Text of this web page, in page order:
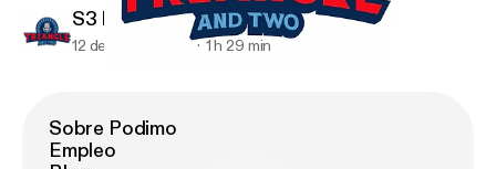
S3 E9 - NCAA Tourney
12 de mar de 2018 1 h 29 min
Sobre Podimo
Empleo